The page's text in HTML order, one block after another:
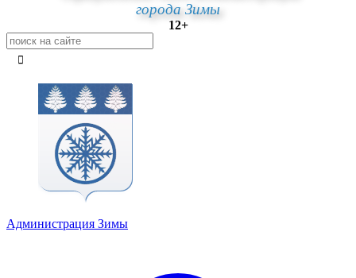
города Зимы
12+
Администрация Зимы